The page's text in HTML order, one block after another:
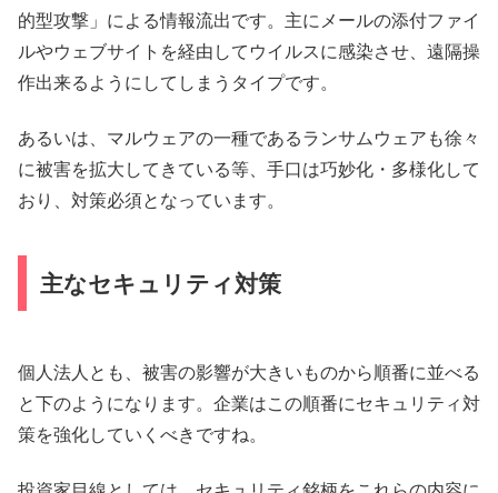
的型攻撃」による情報流出です。主にメールの添付ファイ
ルやウェブサイトを経由してウイルスに感染させ、遠隔操
作出来るようにしてしまうタイプです。
あるいは、マルウェアの一種であるランサムウェアも徐々
に被害を拡大してきている等、手口は巧妙化・多様化して
おり、対策必須となっています。
主なセキュリティ対策
個人法人とも、被害の影響が大きいものから順番に並べる
と下のようになります。企業はこの順番にセキュリティ対
策を強化していくべきですね。